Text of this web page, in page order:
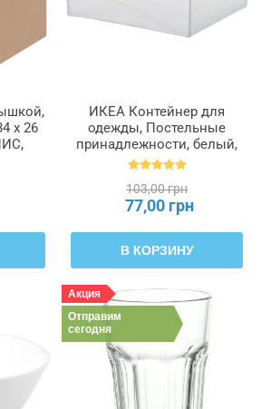
x 26
ИКЕА Контейнер для
одежды, Постельные
принадлежности, белый,
55 x 49 x 19 см PÄRKLA
103,00 грн
77,00 грн
В КОРЗИНУ
Акция
Отправим
сегодня